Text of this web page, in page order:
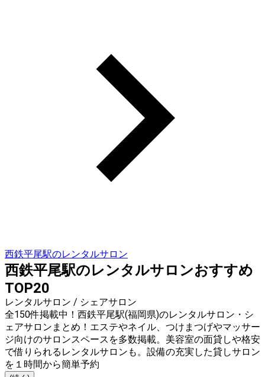
西鉄平尾駅のレンタルサロン
西鉄平尾駅のレンタルサロンおすすめ
TOP20
レンタルサロン / シェアサロン
全150件掲載中！西鉄平尾駅(福岡県)のレンタルサロン・シ
ェアサロンまとめ！エステやネイル、つけまつげやマッサー
ジ向けのサロンスペースを多数掲載。美容室の面貸しや格安
で借りられるレンタルサロンも。設備の充実した貸しサロン
を１時間から簡単予約